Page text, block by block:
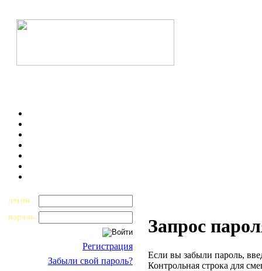
логин
пароль
Регистрация
Забыли свой пароль?
Запрос
Если вы забыли пароль,
Контрольная строка для